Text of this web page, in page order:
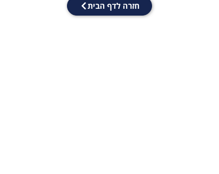
חזרה לדף הבית